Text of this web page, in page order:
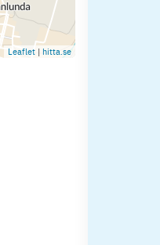
Leaflet | hitta.se